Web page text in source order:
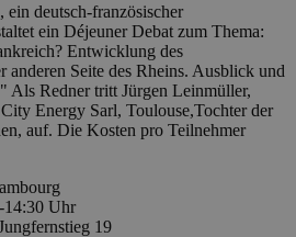
deutsch-französischer
ein Déjeuner Debat zum Thema:
Entwicklung des
anderen Seite des Rheins. Ausblick und
Als Redner tritt Jürgen Leinmüller,
Energy Sarl, Toulouse,Tochter der
auf. Die Kosten pro Teilnehmer
14:30 Uhr
19